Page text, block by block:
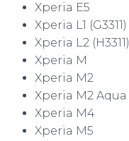
Xperia E5
Xperia L1 (G3311)
Xperia L2 (H3311)
Xperia M
Xperia M2
Xperia M2 Aqua
Xperia M4
Xperia M5